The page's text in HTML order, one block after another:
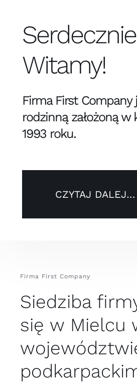
Serdecznie
Witamy!
Firma First
rodzinną założoną
1993 roku.
CZYTAJ DALEJ…
Firma First Company
Siedziba
się w Mielcu